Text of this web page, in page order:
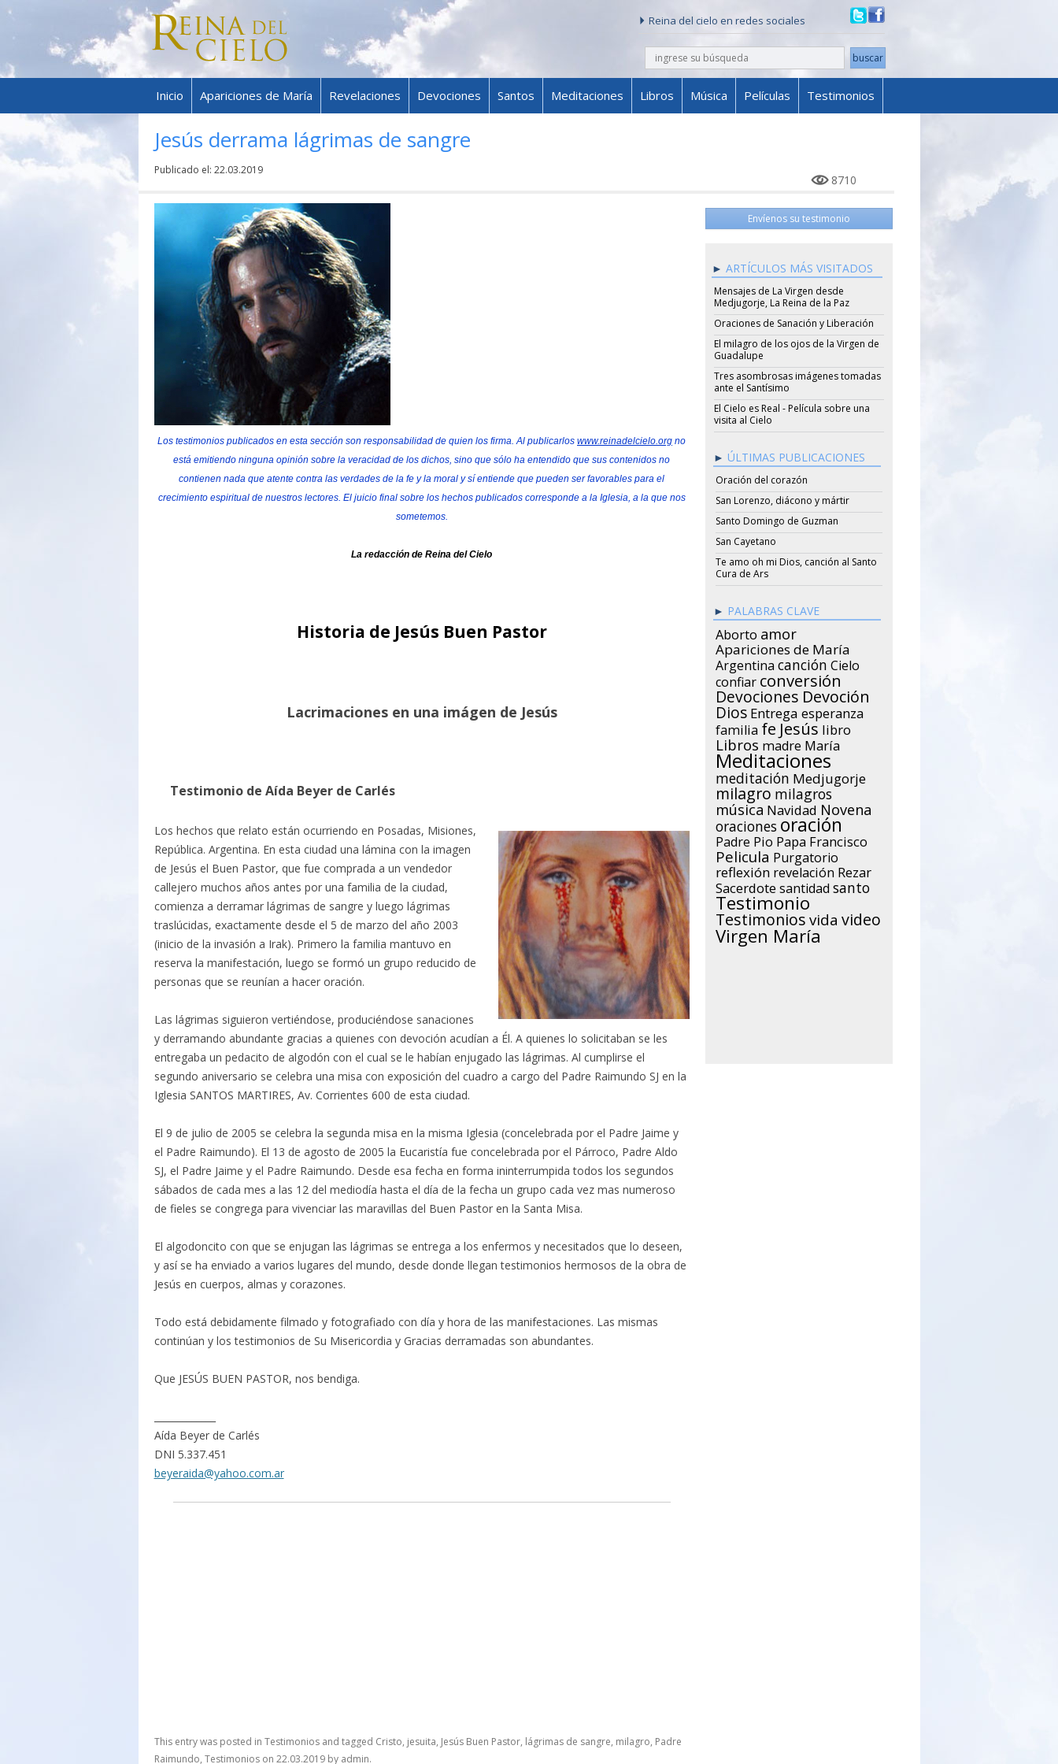
Reina del cielo en redes sociales
buscar
Skip to content
Inicio Apariciones de María Revelaciones Devociones Santos Meditaciones Libros Música Películas Testimonios
Jesús derrama lágrimas de sangre
Publicado el: 22.03.2019
8710
Los testimonios publicados en esta sección son responsabilidad de quien los firma. Al publicarlos www.reinadelcielo.org no
está emitiendo ninguna opinión sobre la veracidad de los dichos, sino que sólo ha entendido que sus contenidos no
contienen nada que atente contra las verdades de la fe y la moral y sí entiende que pueden ser favorables para el
crecimiento espiritual de nuestros lectores. El juicio final sobre los hechos publicados corresponde a la Iglesia, a la que nos
sometemos.
La redacción de Reina del Cielo
Historia de Jesús Buen Pastor
Lacrimaciones en una imágen de Jesús
Testimonio de Aída Beyer de Carlés
Los hechos que relato están ocurriendo en Posadas, Misiones,
República. Argentina. En esta ciudad una lámina con la imagen
de Jesús el Buen Pastor, que fue comprada a un vendedor
callejero muchos años antes por una familia de la ciudad,
comienza a derramar lágrimas de sangre y luego lágrimas
traslúcidas, exactamente desde el 5 de marzo del año 2003
(inicio de la invasión a Irak). Primero la familia mantuvo en
reserva la manifestación, luego se formó un grupo reducido de
personas que se reunían a hacer oración.
Las lágrimas siguieron vertiéndose, produciéndose sanaciones
y derramando abundante gracias a quienes con devoción acudían a Él. A quienes lo solicitaban se les
entregaba un pedacito de algodón con el cual se le habían enjugado las lágrimas. Al cumplirse el
segundo aniversario se celebra una misa con exposición del cuadro a cargo del Padre Raimundo SJ en la
Iglesia SANTOS MARTIRES, Av. Corrientes 600 de esta ciudad.
El 9 de julio de 2005 se celebra la segunda misa en la misma Iglesia (concelebrada por el Padre Jaime y
el Padre Raimundo). El 13 de agosto de 2005 la Eucaristía fue concelebrada por el Párroco, Padre Aldo
SJ, el Padre Jaime y el Padre Raimundo. Desde esa fecha en forma ininterrumpida todos los segundos
sábados de cada mes a las 12 del mediodía hasta el día de la fecha un grupo cada vez mas numeroso
de fieles se congrega para vivenciar las maravillas del Buen Pastor en la Santa Misa.
El algodoncito con que se enjugan las lágrimas se entrega a los enfermos y necesitados que lo deseen,
y así se ha enviado a varios lugares del mundo, desde donde llegan testimonios hermosos de la obra de
Jesús en cuerpos, almas y corazones.
Todo está debidamente filmado y fotografiado con día y hora de las manifestaciones. Las mismas
continúan y los testimonios de Su Misericordia y Gracias derramadas son abundantes.
Que JESÚS BUEN PASTOR, nos bendiga.
Aída Beyer de Carlés
DNI 5.337.451
beyeraida@yahoo.com.ar
This entry was posted in Testimoniosand tagged Cristo, jesuita, Jesús Buen Pastor, lágrimas de sangre, milagro, Padre
Raimundo, Testimonioson 22.03.2019by admin.
Envíenos su testimonio
ARTÍCULOS MÁS VISITADOS
Mensajes de La Virgen desde
Medjugorje, La Reina de la Paz
Oraciones de Sanación y Liberación
El milagro de los ojos de la Virgen de
Guadalupe
Tres asombrosas imágenes tomadas
ante el Santísimo
El Cielo es Real - Película sobre una
visita al Cielo
ÚLTIMAS PUBLICACIONES
Oración del corazón
San Lorenzo, diácono y mártir
Santo Domingo de Guzman
San Cayetano
Te amo oh mi Dios, canción al Santo
Cura de Ars
PALABRAS CLAVE
Aborto amor
Apariciones de María
Argentina canción Cielo
confiar conversión
Devociones Devoción
Dios Entrega esperanza
familia fe Jesús libro
Libros madre María
Meditaciones
meditación Medjugorje
milagro milagros
música Navidad Novena
oraciones oración
Padre Pio Papa Francisco
Pelicula Purgatorio
reflexión revelación Rezar
Sacerdote santidad santo
Testimonio
Testimonios vida video
Virgen María